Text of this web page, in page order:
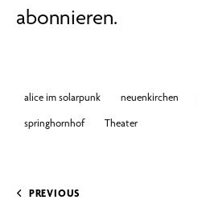
abonnieren.
alice im solarpunk neuenkirchen
springhornhof Theater
PREVIOUS